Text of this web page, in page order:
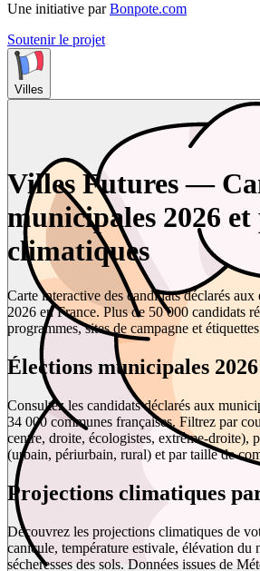
Une initiative par Bonpote.com
Soutenir le projet
Villes
Villes Futures —
municipales 2026
climatiques
Carte interactive des candidats déclarés
2026 en France. Plus de 50 000 candidats
programmes, sites de campagne et
Élections municipales 2026
Consultez les candidats déclarés aux
34 000 communes françaises. Filtrez par
centre, droite, écologistes, extrême-droite),
(urbain, périurbain, rural) et par taille de
Projections climatiques
Découvrez les projections climatiques de
canicule, température estivale, élévation du
sécheresses des sols. Données issues de